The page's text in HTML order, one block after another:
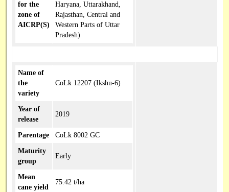
for the
zone of
AICRP(S)
Haryana, Uttarakhand,
Rajasthan, Central and
Western Parts of Uttar
Pradesh)
Name of
the
variety
CoLk 12207 (Ikshu-6)
Year of
release
2019
Parentage CoLk 8002 GC
Maturity
group
Early
Mean
cane yield
75.42 t/ha